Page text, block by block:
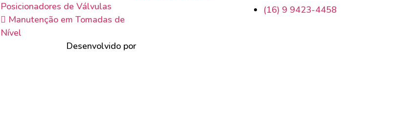
Posicionadores de Válvulas
Manutenção em Tomadas de
Nível
(16) 9 9423-4458
Desenvolvido por